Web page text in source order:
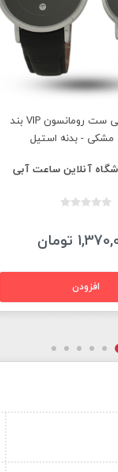
ساعت مچی ست رومانسون VIP بند
- بدنه استیل
آنلاین ساعت آبی
تومان